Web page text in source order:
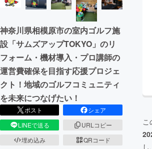
神奈川県相模原市の室内ゴルフ施
設「サムズアップTOKYO」のリ
フォーム・機材導入・プロ講師の
運営費確保を目指す応援プロジェ
クト！地域のゴルフコミュニティ
を未来につなげたい！
ポスト
シェア
LINEで送る
URLコピー
埋め込み
QRコード
こ
し